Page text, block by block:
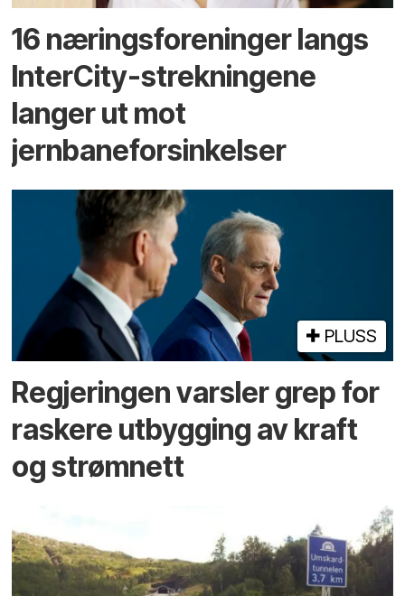
16 næringsforeninger langs
InterCity-strekningene
langer ut mot
jernbaneforsinkelser
PLUSS
Regjeringen varsler grep for
raskere utbygging av kraft
og strømnett